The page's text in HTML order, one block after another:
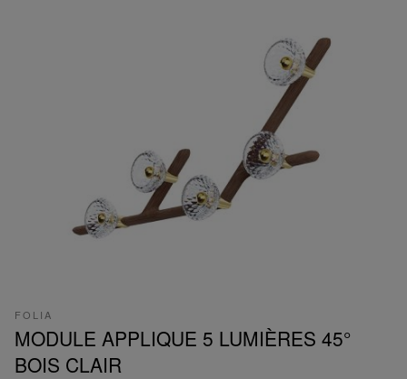
FOLIA
MODULE APPLIQUE 5 LUMIÈRES 45°
BOIS CLAIR